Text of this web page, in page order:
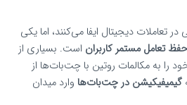
تعاملات دیجیتال ایفا می‌کنند، اما یکی
حفظ تعامل مستمر کاربران است. بسیاری از
را به مکالمات روتین با چت‌بات‌ها از
گیمیفیکیشن در چت‌بات‌ها وارد میدان